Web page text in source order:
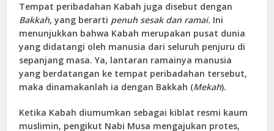
Tempat peribadahan Kabah juga disebut dengan
Bakkah, yang berarti penuh sesak dan ramai. Ini
menunjukkan bahwa Kabah merupakan pusat dunia
yang didatangi oleh manusia dari seluruh penjuru di
sepanjang masa. Ya, lantaran ramainya manusia
yang berdatangan ke tempat peribadahan tersebut,
maka dinamakanlah ia dengan Bakkah (Mekah).
Ketika Kabah diumumkan sebagai kiblat resmi kaum
muslimin, pengikut Nabi Musa mengajukan protes,